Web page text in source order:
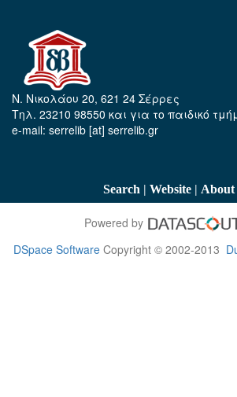
Ν. Νικολάου 20, 621 24 Σέρρες
Τηλ. 23210 98550 και για το παιδικό
e-mail: serrelib [at] serrelib.gr
Search | Website | About
Powered by
DSpace SoftwareCopyright © 2002-2013